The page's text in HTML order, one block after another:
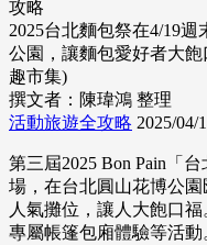
2025台北麵包祭在4/19
公園，讓麵包愛好者大飽
趣市集)
撰文者：陳瑋鴻 整理
活動旅遊全攻略 2025/04/
第三屆2025 Bon Pain「
場，在台北圓山花博公
人氣攤位，讓人大飽口
專屬帳篷包廂體驗等活